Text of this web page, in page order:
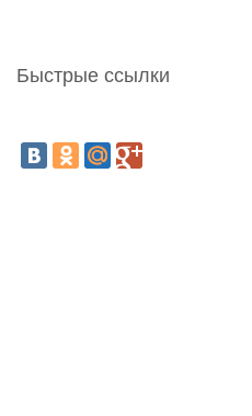
Быстрые ссылки